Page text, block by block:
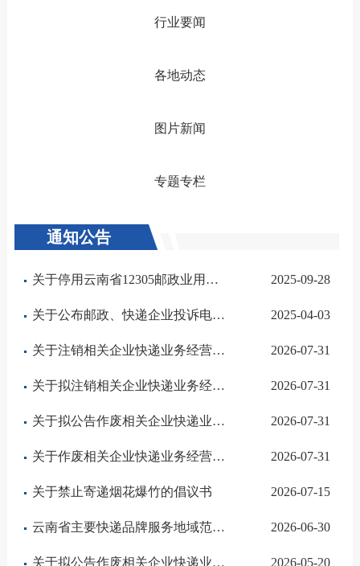
行业要闻
各地动态
图片新闻
专题专栏
通知公告
关于停用云南省12305邮政业用户申诉热线的公告 2025-09-28
关于公布邮政、快递企业投诉电话号码的提示 2025-04-03
关于注销相关企业快递业务经营许可的公告（2026年3号） 2026-07-31
关于拟注销相关企业快递业务经营许可的公示（2026年2号） 2026-07-31
关于拟公告作废相关企业快递业务经营许可的公示（2026年2号） 2026-07-31
关于作废相关企业快递业务经营许可的公告（2026年1号） 2026-07-31
关于禁止寄递烟花爆竹的倡议书 2026-07-15
云南省主要快递品牌服务地域范围消费提示（2026年二季度） 2026-06-30
关于拟公告作废相关企业快递业务经营许可的公示（2026年1号） 2026-05-20